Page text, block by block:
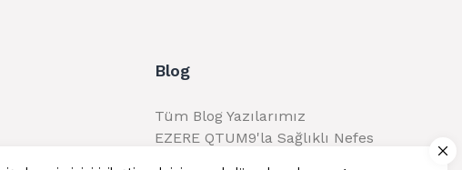
Blog
Tüm Blog Yazılarımız
EZERE QTUM9'la Sağlıklı Nefes